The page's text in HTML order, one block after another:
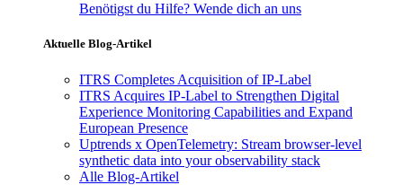
Benötigst du Hilfe? Wende dich an uns
Aktuelle Blog-Artikel
ITRS Completes Acquisition of IP-Label
ITRS Acquires IP-Label to Strengthen Digital
Experience Monitoring Capabilities and Expand
European Presence
Uptrends x OpenTelemetry: Stream browser-level
synthetic data into your observability stack
Alle Blog-Artikel